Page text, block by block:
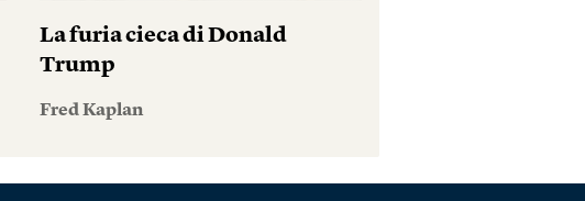
La furia cieca di Donald
Trump
Fred Kaplan